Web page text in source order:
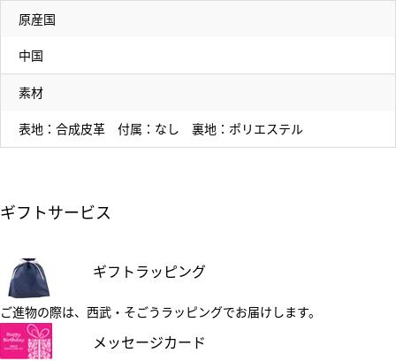
原産国
中国
素材
表地：合成皮革 付属：なし 裏地：ポリエステル
ギフトサービス
ギフトラッピング
ご進物の際は、西武・そごうラッピングでお届けします。
メッセージカード